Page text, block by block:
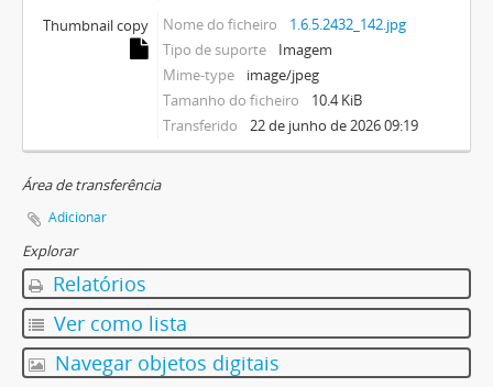
Thumbnail copy
Nome do ficheiro
1.6.5.2432_142.jpg
Tipo de suporte
Imagem
Mime-type
image/jpeg
Tamanho do ficheiro
10.4 KiB
Transferido
22 de junho de 2026 09:19
Área de transferência
Adicionar
Explorar
Relatórios
Ver como lista
Navegar objetos digitais